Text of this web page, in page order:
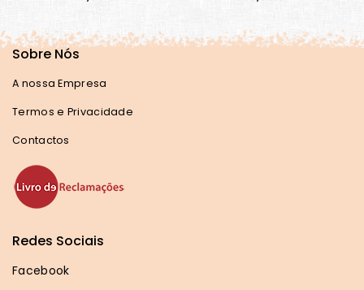
Sobre Nós
A nossa Empresa
Termos e Privacidade
Contactos
Redes Sociais
Facebook